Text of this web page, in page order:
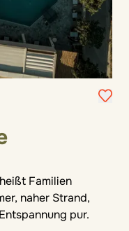
Familien
naher Strand,
pur.